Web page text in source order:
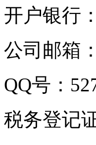
开户银行
公司邮箱
QQ号：
税务登记